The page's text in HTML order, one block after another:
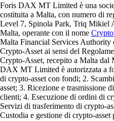
Foris DAX MT Limited è una
costituita a Malta, con numero di
Level 7, Spinola Park, Triq Mikiel
Malta, operante con il nome
Malta Financial Services Authority
Crypto-Asset ai sensi del
Crypto-Asset, recepito a Malta dal
DAX MT Limited è autorizzata a
di crypto-asset con fondi; 2.
asset; 3. Ricezione e trasmissione
clienti; 4. Esecuzione di ordini di
Servizi di trasferimento di crypto-
Custodia e gestione di crypto-